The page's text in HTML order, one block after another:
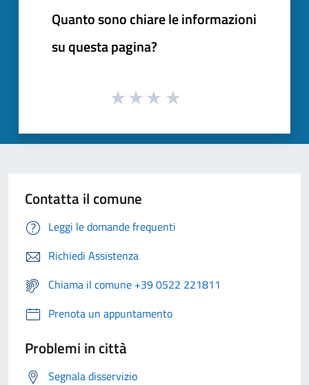
Quanto sono chiare le informazioni
su questa pagina?
Contatta il comune
Leggi le domande frequenti
Richiedi Assistenza
Chiama il comune +39 0522 221811
Prenota un appuntamento
Problemi in città
Segnala disservizio